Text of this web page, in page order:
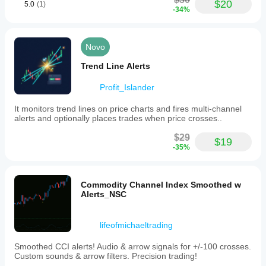
de mercado.
indicador à
5.0 (1)
-34% $20
Novo
Trend Line Alerts
Profit_Islander
It monitors trend lines on price charts and fires multi-channel
alerts and optionally places trades when price crosses..
$29
-35% $19
Commodity Channel Index Smoothed w
Alerts_NSC
lifeofmichaeltrading
Smoothed CCI alerts! Audio & arrow signals for +/-100 crosses.
Custom sounds & arrow filters. Precision trading!